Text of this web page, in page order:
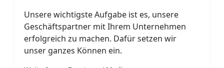
Unsere wichtigste Aufgabe ist es, unsere
Geschäftspartner mit Ihrem Unternehmen
erfolgreich zu machen. Dafür setzen wir
unser ganzes Können ein.